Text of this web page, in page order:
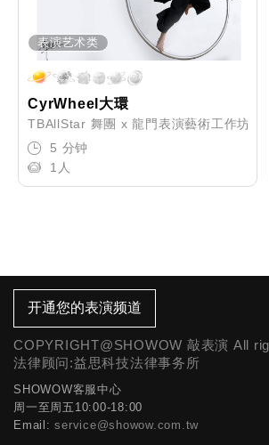
表演艺术类
CyrWheel大環
TBAllStar 舞團 x 龍門表演藝術工作坊
5 分钟
1人
开通您的表演频道
COPYRIGHT@SHOWOW 敲表演 All
法律顾问:益思科技法律事务所
SHOWOW客服中心
周一至周五10:00-18:00
Email:service@showow.com.tw